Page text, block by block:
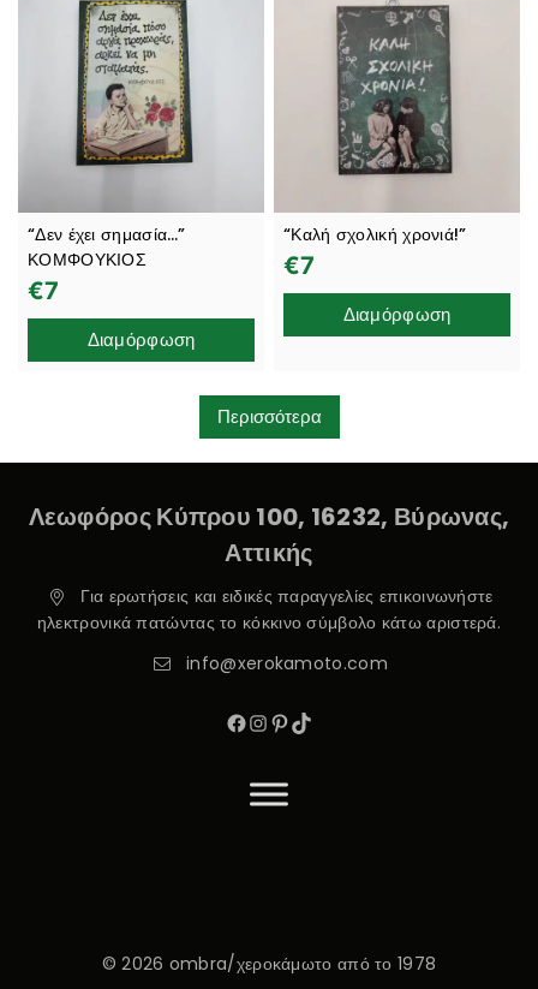
“Δεν έχει σημασία…”
ΚΟΜΦΟΥΚΙΟΣ
€7
Διαμόρφωση
“Καλή σχολική χρονιά!”
€7
Διαμόρφωση
Περισσότερα
Λεωφόρος Κύπρου 100, 16232, Βύρωνας,
Αττικής
Για ερωτήσεις και ειδικές παραγγελίες επικοινωνήστε
ηλεκτρονικά πατώντας το κόκκινο σύμβολο κάτω αριστερά.
info@xerokamoto.com
© 2026 ombra/χεροκάμωτο από το 1978